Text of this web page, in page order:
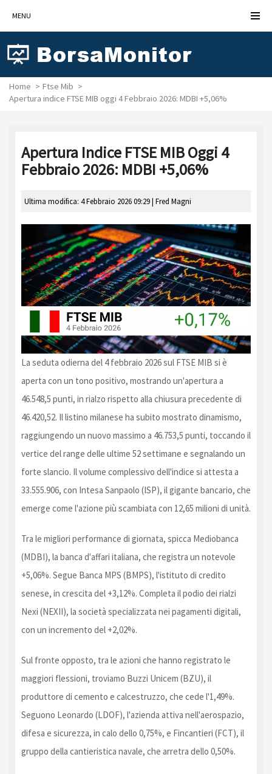
MENU
Home
Ftse Mib
Apertura indice FTSE MIB oggi 4 Febbraio 2026: MDBI +5,06%
Apertura Indice FTSE MIB Oggi 4
Febbraio 2026: MDBI +5,06%
Ultima modifica: 4 Febbraio 2026 09:29 | Fred Magni
La seduta odierna del 4 febbraio 2026 sul FTSE MIB si è
aperta con un tono positivo, mostrando un'apertura a
46.548,5 punti, in rialzo rispetto alla chiusura precedente di
46.420,52. Il listino milanese ha subito mostrato dinamismo,
raggiungendo un nuovo massimo a 46.753,5 punti, toccando il
vertice del range delle ultime 52 settimane e segnalando un
forte slancio. Il volume complessivo dell'indice si attesta a
33.555.906, con Intesa Sanpaolo (ISP), il gigante bancario, che
emerge come l'azione più scambiata con 12,65 milioni di unità.
Tra le migliori performance di giornata, spicca Mediobanca
(MDBI), la banca d'affari italiana, che registra un notevole
+5,06%. Segue Banca MPS (BMPS), l'istituto di credito
senese, in crescita del +3,12%. Completa il podio dei rialzi
Nexi (NEXII), la società specializzata nei pagamenti digitali,
con un incremento del +2,02%.
Sul fronte opposto, tra le azioni che hanno registrato le
maggiori flessioni, troviamo Buzzi Unicem (BZU), il
produttore di cemento e calcestruzzo, che cede l'1,49%.
Seguono Leonardo (LDOF), l'azienda attiva nell'aerospazio,
difesa e sicurezza, in calo dello 0,75%, e Fincantieri (FCT), il
gruppo della cantieristica navale, che arretra dello 0,50%.